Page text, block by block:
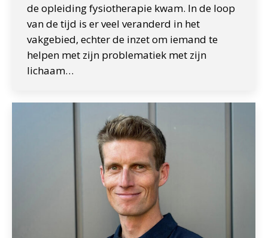
de opleiding fysiotherapie kwam. In de loop
van de tijd is er veel veranderd in het
vakgebied, echter de inzet om iemand te
helpen met zijn problematiek met zijn
lichaam…